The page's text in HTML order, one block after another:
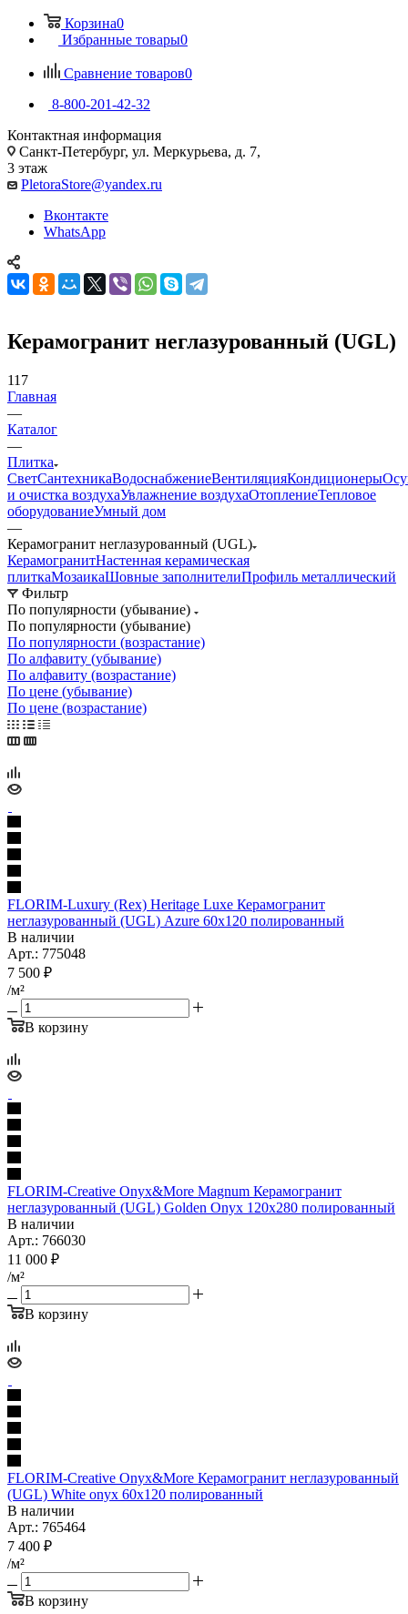
Корзина0
Избранные товары0
Сравнение товаров0
8-800-201-42-32
Контактная информация
Санкт-Петербург, ул. Меркурьева, д. 7,
3 этаж
PletoraStore@yandex.ru
Вконтакте
WhatsApp
Керамогранит неглазурованный (UGL)
117
Главная
—
Каталог
—
Плитка
СветСантехникаВодоснабжениеВентиляцияКондиционеры
и очистка воздухаУвлажнение воздухаОтоплениеТепловое
оборудованиеУмный дом
—
Керамогранит неглазурованный (UGL)
КерамогранитНастенная керамическая
плиткаМозаикаШовные заполнителиПрофиль металлический
Фильтр
По популярности (убывание)
По популярности (убывание)
По популярности (возрастание)
По алфавиту (убывание)
По алфавиту (возрастание)
По цене (убывание)
По цене (возрастание)
FLORIM-Luxury (Rex) Heritage Luxe Керамогранит
неглазурованный (UGL) Azure 60x120 полированный
В наличии
Арт.: 775048
7 500 ₽
/м²
В корзину
FLORIM-Creative Onyx&More Magnum Керамогранит
неглазурованный (UGL) Golden Onyx 120x280 полированный
В наличии
Арт.: 766030
11 000 ₽
/м²
В корзину
FLORIM-Creative Onyx&More Керамогранит неглазурованный
(UGL) White onyx 60x120 полированный
В наличии
Арт.: 765464
7 400 ₽
/м²
В корзину